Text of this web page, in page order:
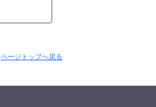
ページトップへ戻る